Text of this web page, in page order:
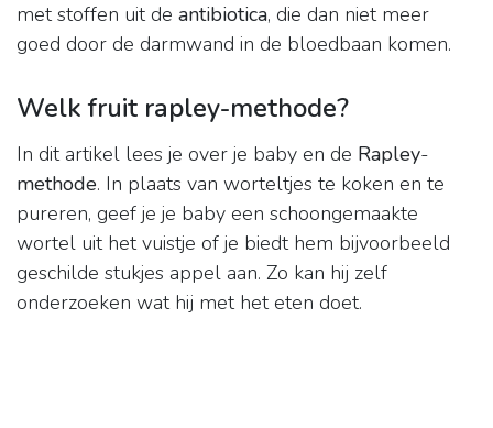
met stoffen uit de antibiotica, die dan niet meer
goed door de darmwand in de bloedbaan komen.
Welk fruit rapley-methode?
In dit artikel lees je over je baby en de Rapley-
methode. In plaats van worteltjes te koken en te
pureren, geef je je baby een schoongemaakte
wortel uit het vuistje of je biedt hem bijvoorbeeld
geschilde stukjes appel aan. Zo kan hij zelf
onderzoeken wat hij met het eten doet.